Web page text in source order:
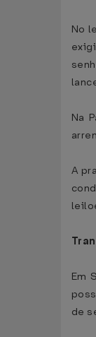
No
Na
A
Em
de